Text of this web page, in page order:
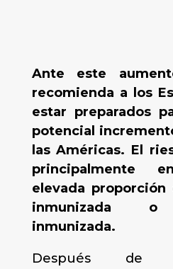
Ante este
recomienda a los
estar preparados
potencial
las Américas. El
principalmente
elevada
inmunizada o
inmunizada.
Después de